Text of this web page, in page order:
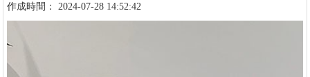
作成時間： 2024-07-28 14:52:42